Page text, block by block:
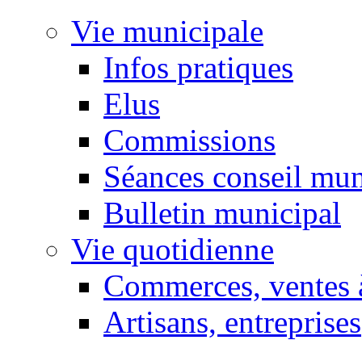
Vie municipale
Infos pratiques
Elus
Commissions
Séances conseil
Bulletin municipal
Vie quotidienne
Commerces, ventes
Artisans, entreprises